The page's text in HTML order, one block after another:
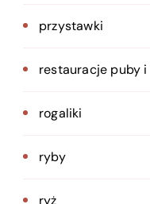
przystawki
restauracje puby
rogaliki
ryby
ryż